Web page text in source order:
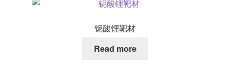
铌酸锂靶材
Read more